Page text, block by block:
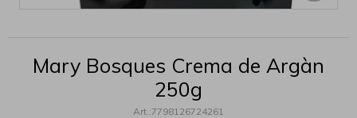
Mary Bosques Crema de Argàn
250g
7798126724261